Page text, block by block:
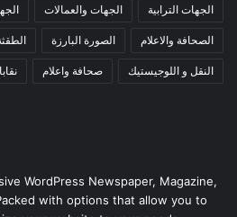
الجهات الترابية الجهات والعمالات
الصحافة والاعلام الصورة البارزة
النقل و اللوجيستيك صحافة واعلام
WordPress Newspaper, Magazine,
with options that allow you to